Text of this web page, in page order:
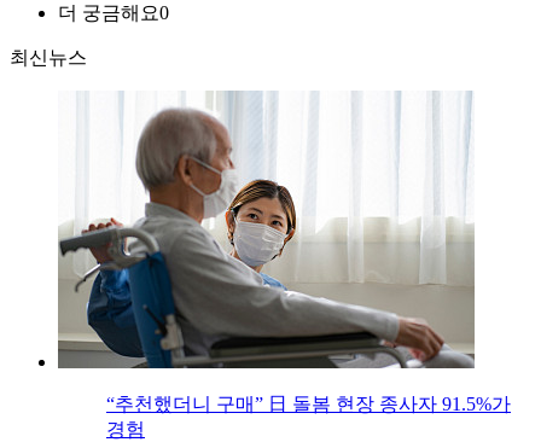
더 궁금해요0
최신뉴스
“추천했더니 구매” 日 돌봄 현장 종사자 91.5%가
경험